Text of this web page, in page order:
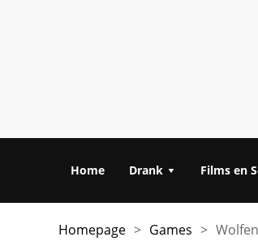
Home Drank Films en
Homepage > Games >